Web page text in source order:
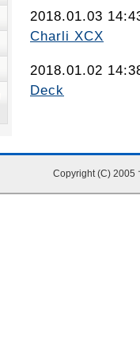
2018.01.03
Charli XCX
2018.01.02
Deck
Copyright (C) 2005